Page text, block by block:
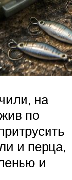
на
по
и перца,
и